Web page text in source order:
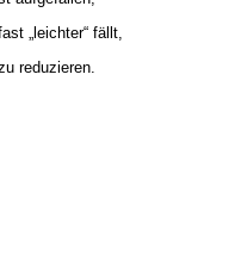
„leichter“ fällt,
reduzieren.